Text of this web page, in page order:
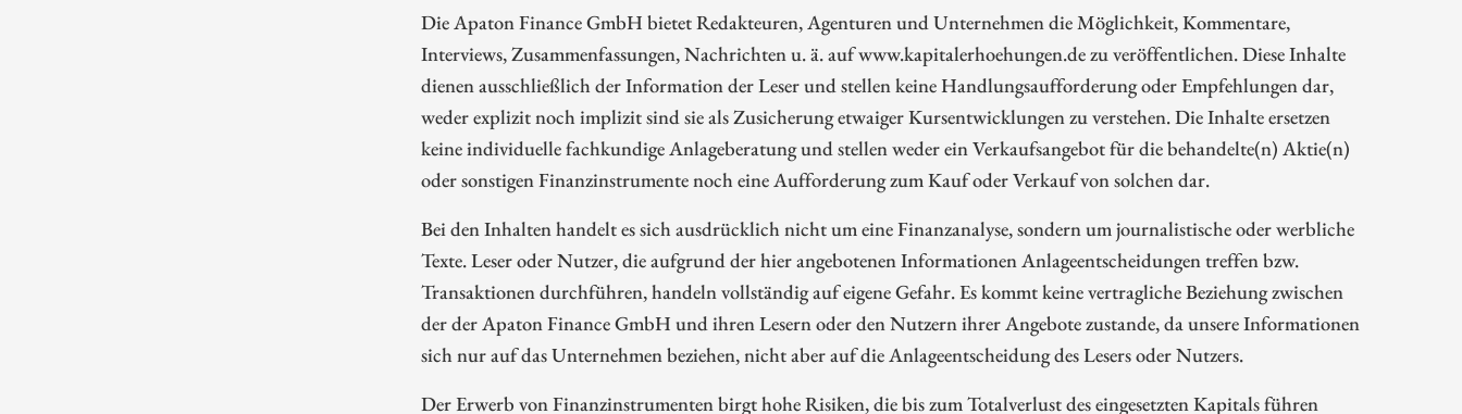
Die Apaton Finance GmbH bietet Redakteuren, Agenturen und Unternehmen die Möglichkeit, Kommentare,
Interviews, Zusammenfassungen, Nachrichten u. ä. auf www.kapitalerhoehungen.de zu veröffentlichen. Diese Inhalte
dienen ausschließlich der Information der Leser und stellen keine Handlungsaufforderung oder Empfehlungen dar,
weder explizit noch implizit sind sie als Zusicherung etwaiger Kursentwicklungen zu verstehen. Die Inhalte ersetzen
keine individuelle fachkundige Anlageberatung und stellen weder ein Verkaufsangebot für die behandelte(n) Aktie(n)
oder sonstigen Finanzinstrumente noch eine Aufforderung zum Kauf oder Verkauf von solchen dar.
Bei den Inhalten handelt es sich ausdrücklich nicht um eine Finanzanalyse, sondern um journalistische oder werbliche
Texte. Leser oder Nutzer, die aufgrund der hier angebotenen Informationen Anlageentscheidungen treffen bzw.
Transaktionen durchführen, handeln vollständig auf eigene Gefahr. Es kommt keine vertragliche Beziehung zwischen
der der Apaton Finance GmbH und ihren Lesern oder den Nutzern ihrer Angebote zustande, da unsere Informationen
sich nur auf das Unternehmen beziehen, nicht aber auf die Anlageentscheidung des Lesers oder Nutzers.
Der Erwerb von Finanzinstrumenten birgt hohe Risiken, die bis zum Totalverlust des eingesetzten Kapitals führen